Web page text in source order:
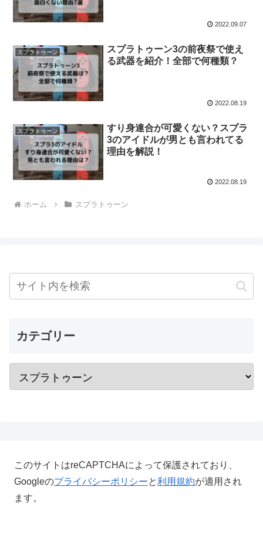
2022.09.07
スプラトゥーン
スプラトゥーン3の前夜祭で使え
る武器を紹介！全部で何種類？
2022.08.19
スプラトゥーン
すり身連合が可愛くない？スプラ
3のアイドルが男とも言われてる
理由を解説！
2022.08.19
ホーム スプラトゥーン
カテゴリー
このサイトはreCAPTCHAによって保護されており、
Googleのプライバシーポリシーと利用規約が適用され
ます。